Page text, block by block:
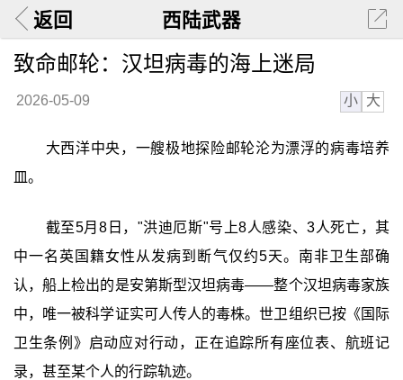
返回 西陆武器
致命邮轮：汉坦病毒的海上迷局
2026-05-09 小 大
大西洋中央，一艘极地探险邮轮沦为漂浮的病毒培养
皿。
截至5月8日，"洪迪厄斯"号上8人感染、3人死亡，其
中一名英国籍女性从发病到断气仅约5天。南非卫生部确
认，船上检出的是安第斯型汉坦病毒——整个汉坦病毒家族
中，唯一被科学证实可人传人的毒株。世卫组织已按《国际
卫生条例》启动应对行动，正在追踪所有座位表、航班记
录，甚至某个人的行踪轨迹。